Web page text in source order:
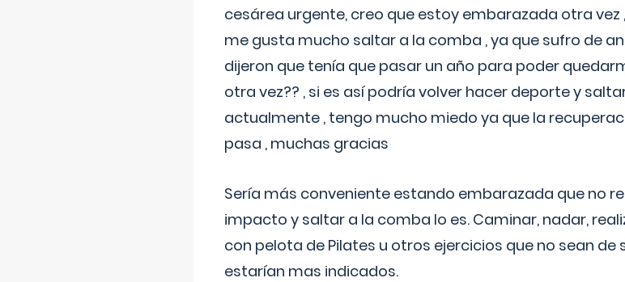
cesárea urgente, creo que estoy embarazada otra
me gusta mucho saltar a la comba , ya que sufro de
dijeron que tenía que pasar un año para poder
otra vez?? , si es así podría volver hacer deporte y
actualmente , tengo mucho miedo ya que la
pasa , muchas gracias
Sería más conveniente estando embarazada que no
impacto y saltar a la comba lo es. Caminar, nadar,
con pelota de Pilates u otros ejercicios que no sean de
estarían mas indicados.